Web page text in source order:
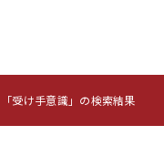
施設紹介
「受け手意識」の検索結果